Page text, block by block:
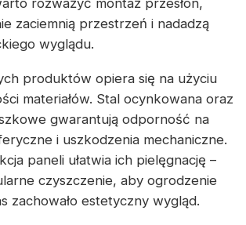
rozważyć montaż przesłon,
zaciemnią przestrzeń i nadadzą
wyglądu.
produktów opiera się na użyciu
materiałów. Stal ocynkowana oraz
gwarantują odporność na
i uszkodzenia mechaniczne.
paneli ułatwia ich pielęgnację –
czyszczenie, aby ogrodzenie
zachowało estetyczny wygląd.